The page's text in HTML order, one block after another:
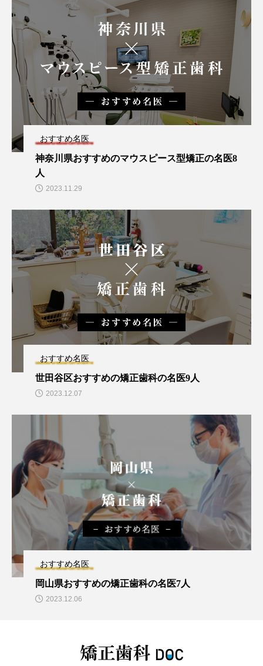
おすすめ名医
神奈川県おすすめのマウスピース型矯正の名医8
人
2023.11.29
おすすめ名医
世田谷区おすすめの矯正歯科の名医9人
2023.12.07
おすすめ名医
岡山県おすすめの矯正歯科の名医7人
2023.12.06